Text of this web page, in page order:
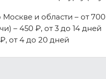
и области – от
– 450 ₽, от 3 до 14 дней
от 4 до 20 дней